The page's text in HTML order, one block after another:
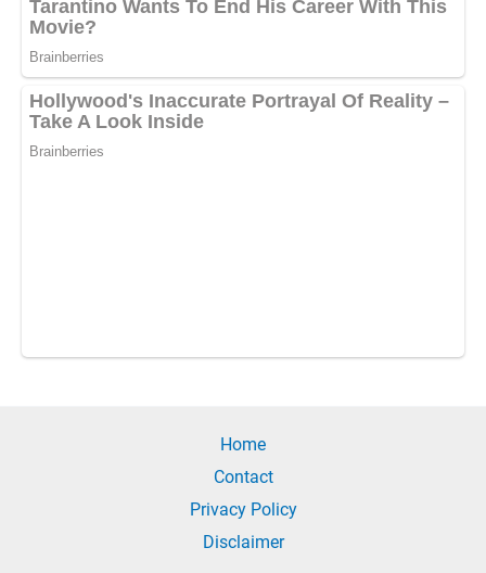
Home
Contact
Privacy Policy
Disclaimer